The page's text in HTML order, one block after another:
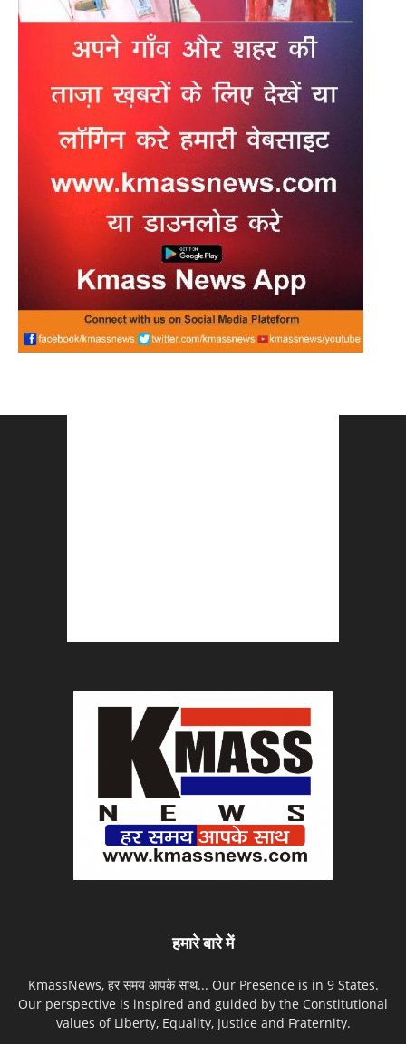
हमारे बारे में
KmassNews, हर समय आपके साथ... Our Presence is in 9 States.
Our perspective is inspired and guided by the Constitutional
values of Liberty, Equality, Justice and Fraternity.